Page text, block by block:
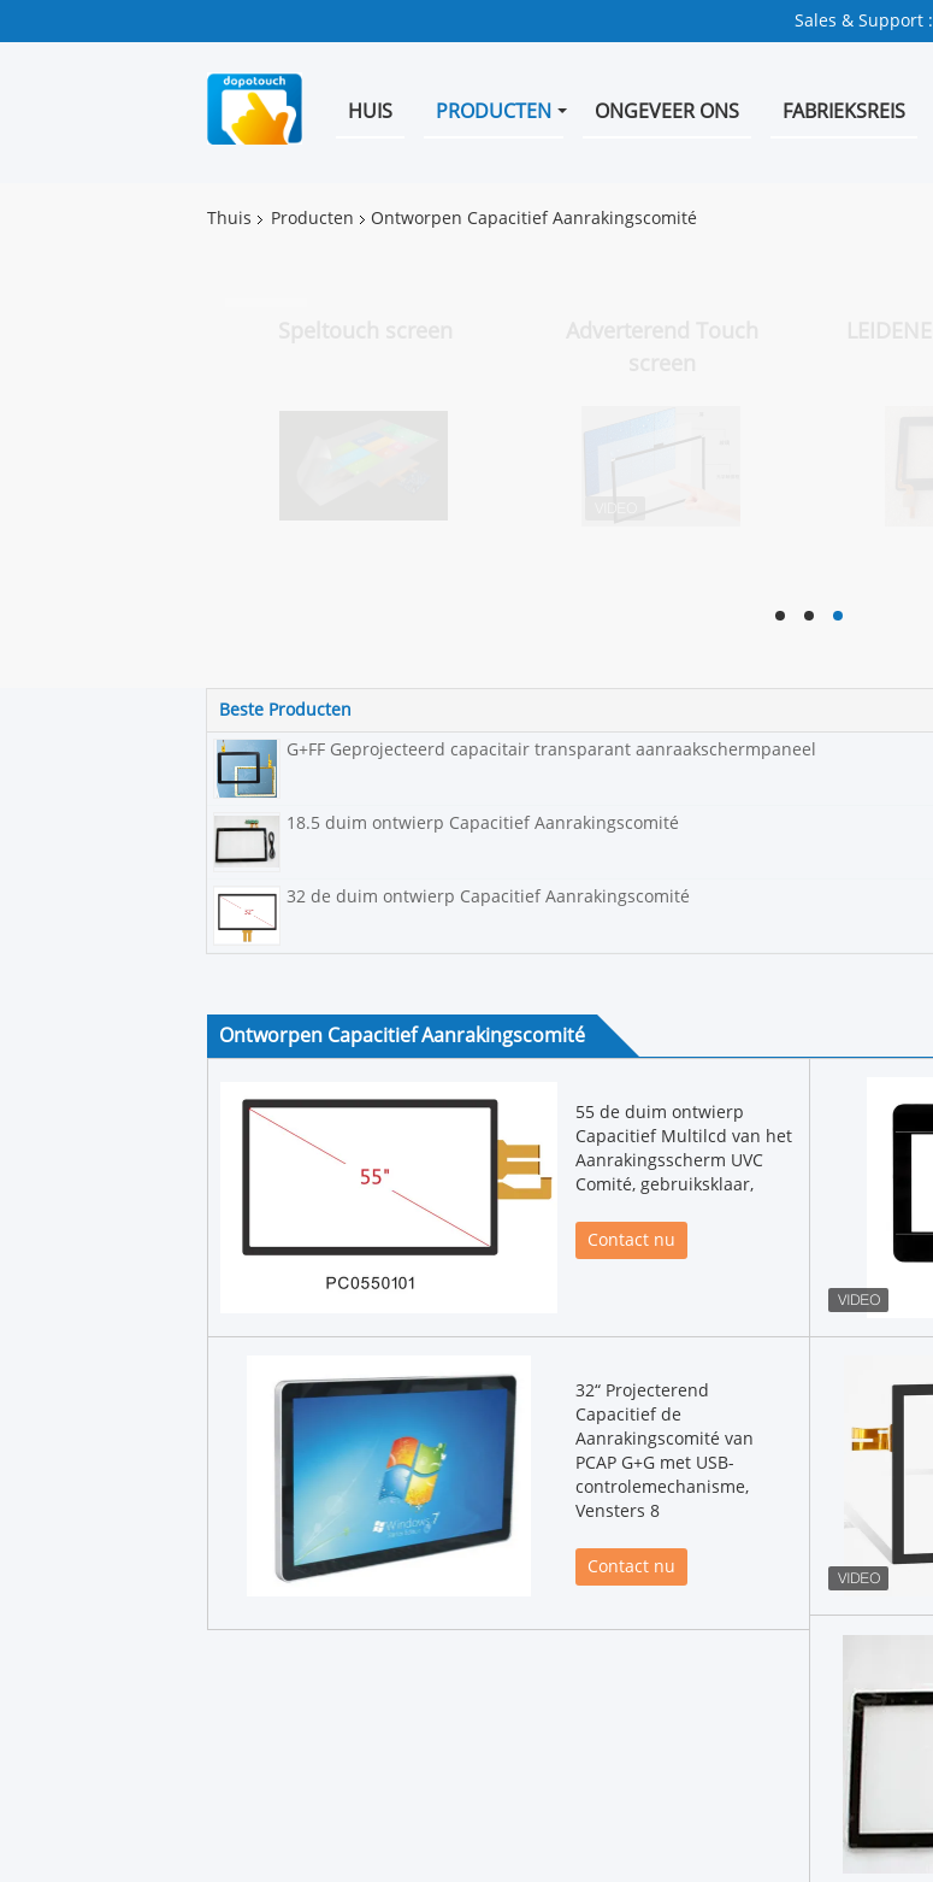
Sales & Support :
HUIS PRODUCTEN ONGEVEER ONS FABRIEKSREIS
Thuis Producten Ontworpen Capacitief Aanrakingscomité
hd hd hd
Beste Producten
G+FF Geprojecteerd capacitair transparant aanraakschermpaneel
18.5 duim ontwierp Capacitief Aanrakingscomité
32 de duim ontwierp Capacitief Aanrakingscomité
Ontworpen Capacitief Aanrakingscomité
55 de duim ontwierp
Capacitief Multilcd van het
Aanrakingsscherm UVC
Comité, gebruiksklaar,
Contact nu
32“ Projecterend
Capacitief de
Aanrakingscomité van
PCAP G+G met USB-
controlemechanisme,
Vensters 8
Contact nu